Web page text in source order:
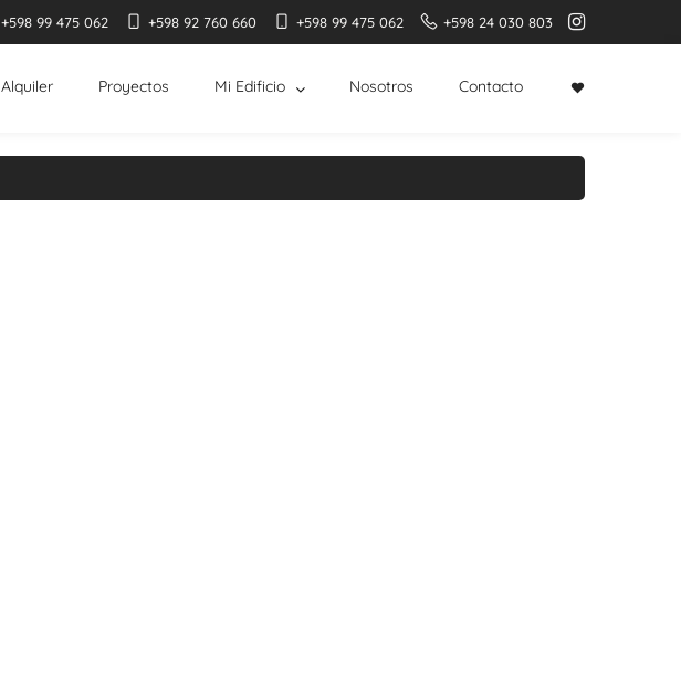
+598 99 475 062 +598 92 760 660 +598 99 475 062 +598 24 030 803
Alquiler Proyectos Mi Edificio Nosotros Contacto